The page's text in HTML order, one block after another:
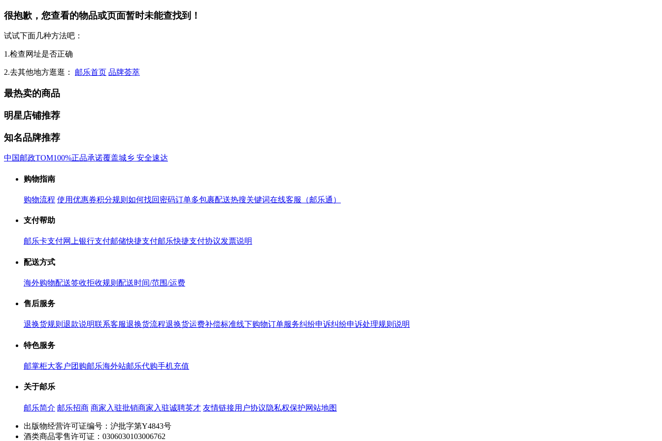
很抱歉，您查看的物品或页面暂时未能查找到！
试试下面几种方法吧：
1.检查网址是否正确
2.去其他地方逛逛： 邮乐首页 品牌荟萃
最热卖的商品
明星店铺推荐
知名品牌推荐
中国邮政TOM100%正品承诺覆盖城乡 安全速达
购物指南
购物流程 使用优惠券积分规则 如何找回密码订单多包裹配送热搜关键词在线客服（邮乐通）
支付帮助
邮乐卡支付网上银行支付邮储快捷支付邮乐快捷支付协议发票说明
配送方式
海外购物配送签收拒收规则 配送时间/范围/运费
售后服务
退换货规则 退款说明联系客服退换货流程退换货运费补偿标准线下购物订单服务纠纷申诉纠纷申诉处理规则说明
特色服务
邮掌柜大客户团购邮乐海外站邮乐代购手机充值
关于邮乐
邮乐简介 邮乐招商 商家入驻批销商家入驻诚聘英才 友情链接用户协议隐私权保护网站地图
出版物经营许可证编号：沪批字第Y4843号
酒类商品零售许可证：0306030103006762